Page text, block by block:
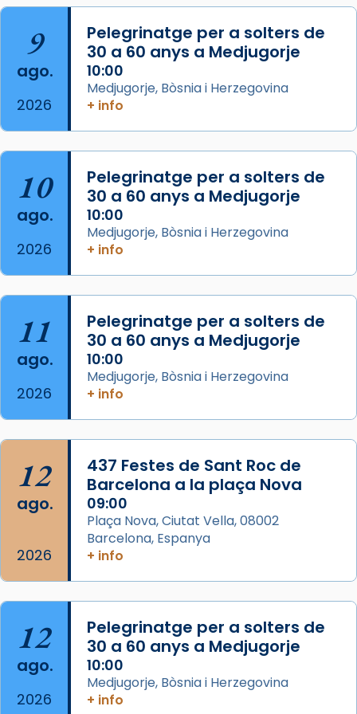
L’arquebisbe de Barcelona, el cardenal Joan
Josep Omella, ha presidit la missa i l’ha
concelebrat el bisbe auxiliar de Barcelona,
Mons. David Abadías.
📸 Dr. G. Simón
Foto
Arquebisbat de Barcelona
2 weeks ago
Memòria de les santes Juliana i
Acompanyant la història de sant Cugat, a
partir de l’Edat Mitjana sorgeix la tradició
que les santes Juliana (“relatiu a Júlia”) i
Semproniana (“relatiu a Semprònia =
eterna”) són deixebles seves. I l’any 1667, el
frare Joan Gaspar Roig, afirma en una obra
que les santes són filles de l’antiga Iluro.
Mataró en reivindicarà les relíq
Foto
View on Facebook · Share
9
ago.
2026
Pelegrinatge per a solters de
30 a 60 anys a Medjugorje
10:00
Medjugorje, Bòsnia i Herzegovina
+ info
10
ago.
2026
Pelegrinatge per a solters de
30 a 60 anys a Medjugorje
10:00
Medjugorje, Bòsnia i Herzegovina
+ info
11
ago.
2026
Pelegrinatge per a solters de
30 a 60 anys a Medjugorje
10:00
Medjugorje, Bòsnia i Herzegovina
+ info
12
ago.
2026
437 Festes de Sant Roc de
Barcelona a la plaça Nova
09:00
Plaça Nova, Ciutat Vella, 08002
Barcelona, Espanya
+ info
12
ago.
2026
Pelegrinatge per a solters de
30 a 60 anys a Medjugorje
10:00
Medjugorje, Bòsnia i Herzegovina
+ info